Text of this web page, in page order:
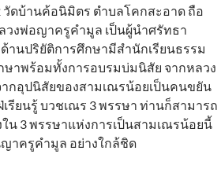
วัดบ้านค้อนิมิตร ตำบลโคกสะอาด ถือ
งพ่อญาครูคำมูล เป็นผู้นำศรัทธา
านปริยัติการศึกษามีสำนักเรียนธรรม
าพร้อมทั้งการอบรมบ่มนิสัย จากหลวง
กอุปนิสัยของสามเณรน้อยเป็นคนขยัน
รียนรู้ บวชเณร 3 พรรษา ท่านก็สามารถ
น 3 พรรษาแห่งการเป็นสามเณรน้อยนี้
าครูคำมูล อย่างใกล้ชิด